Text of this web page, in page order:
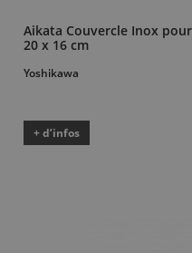
Aikata Couvercle Inox
20 x 16 cm
Yoshikawa
+ d’infos